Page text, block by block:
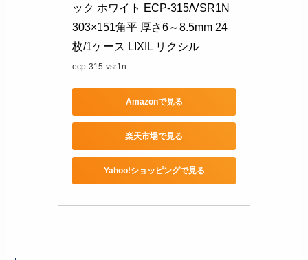
ック ホワイト ECP-315/VSR1N
303×151角平 厚さ6～8.5mm 24
枚/1ケース LIXIL リクシル
ecp-315-vsr1n
Amazonで見る
楽天市場で見る
Yahoo!ショッピングで見る